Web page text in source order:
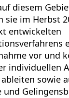
diesem
sie im Herbst
entwickelten
vor und
individuellen
sowie
und